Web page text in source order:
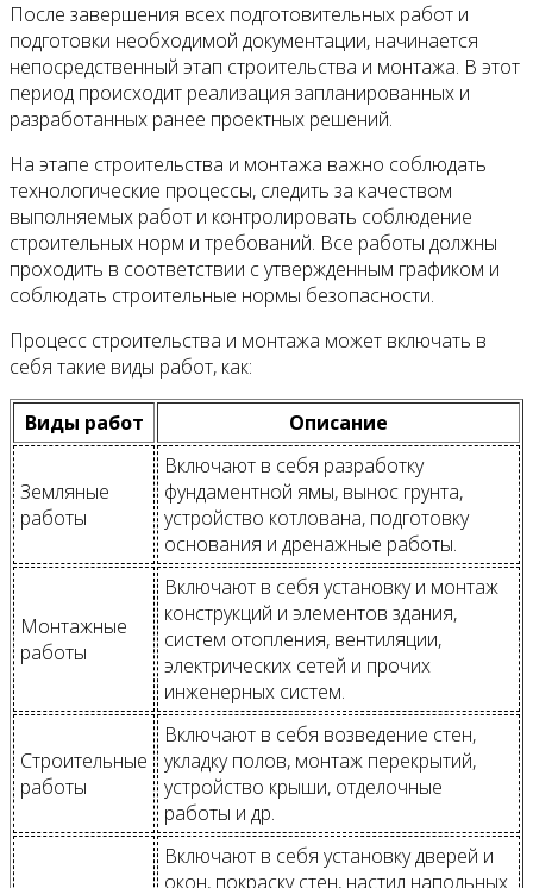
После завершения всех подготовительных работ и
подготовки необходимой документации, начинается
непосредственный этап строительства и монтажа. В этот
период происходит реализация запланированных и
разработанных ранее проектных решений.
На этапе строительства и монтажа важно соблюдать
технологические процессы, следить за качеством
выполняемых работ и контролировать соблюдение
строительных норм и требований. Все работы должны
проходить в соответствии с утвержденным графиком и
соблюдать строительные нормы безопасности.
Процесс строительства и монтажа может включать в
себя такие виды работ, как:
Виды работ Описание
Земляные
работы
Включают в себя разработку
фундаментной ямы, вынос грунта,
устройство котлована, подготовку
основания и дренажные работы.
Монтажные
работы
Включают в себя установку и монтаж
конструкций и элементов здания,
систем отопления, вентиляции,
электрических сетей и прочих
инженерных систем.
Строительные
работы
Включают в себя возведение стен,
укладку полов, монтаж перекрытий,
устройство крыши, отделочные
работы и др.
Включают в себя установку дверей и
окон, покраску стен, настил напольных